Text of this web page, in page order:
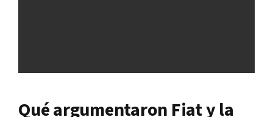
Qué argumentaron Fiat y la